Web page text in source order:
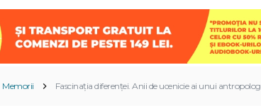
Memorii Fascinaţia diferenţei. Anii de ucenicie ai unui antropolog